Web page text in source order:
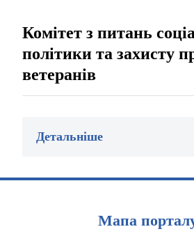
Комітет з питань
політики та захисту
ветеранів
Детальніше
Мапа